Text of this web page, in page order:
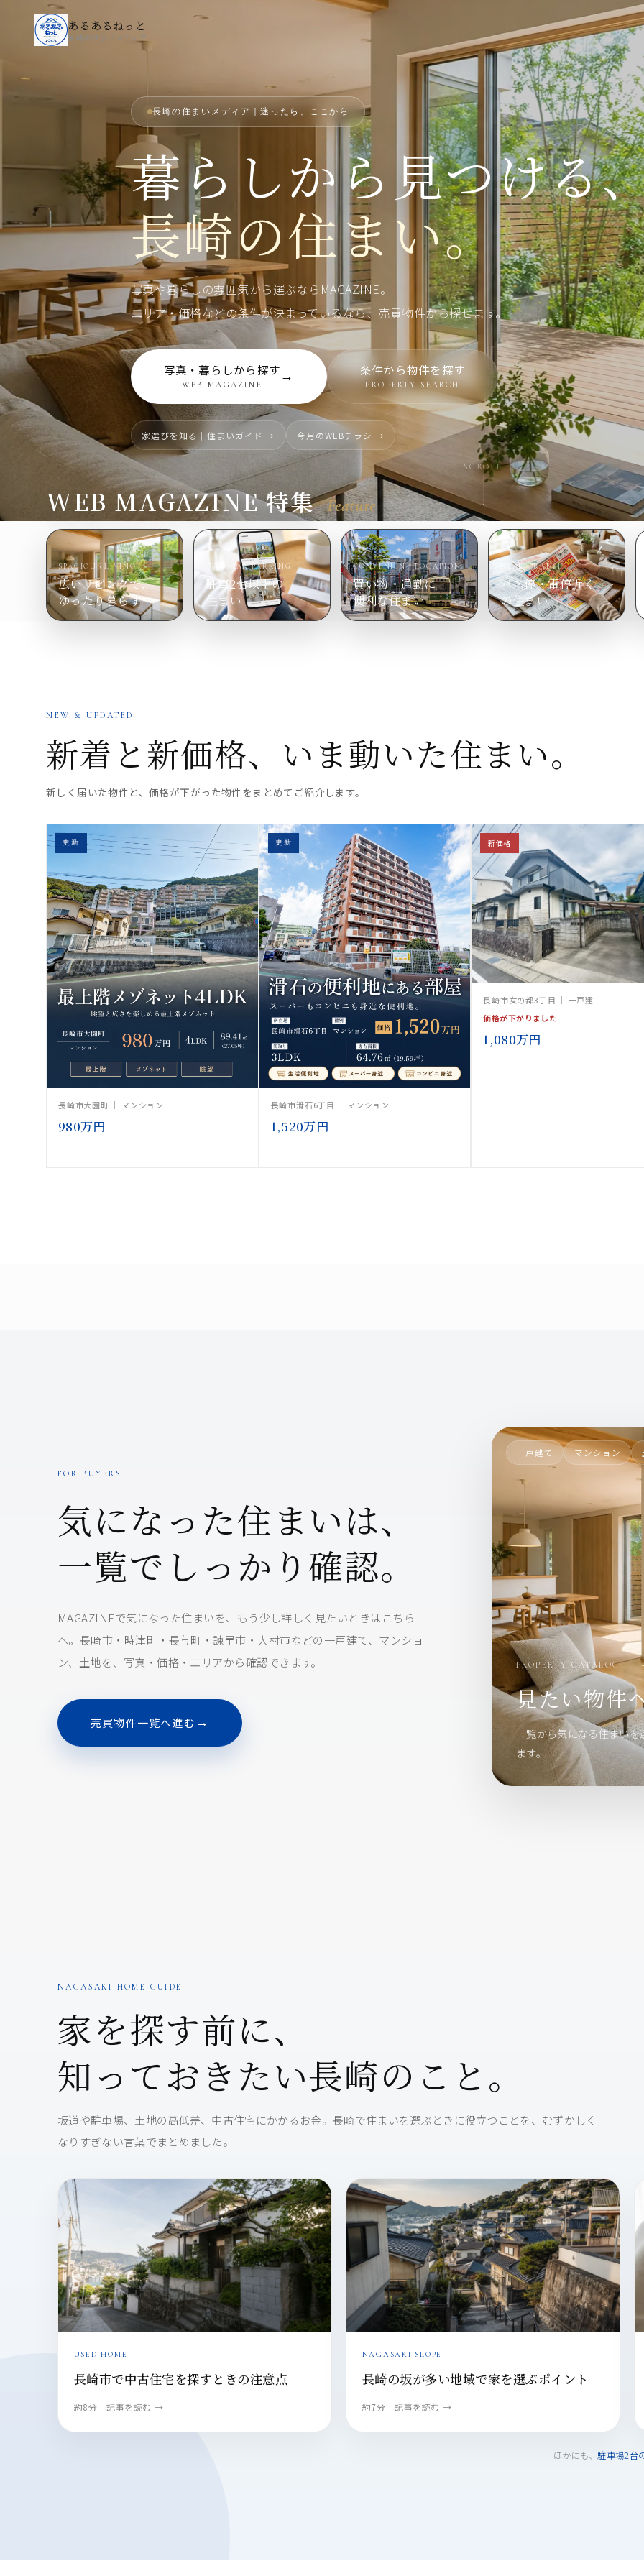
あるあるねっと
長崎の住まいメディア
長崎の住まいメディア｜迷ったら、ここから
暮らしから見つける
長崎の住まい。
写真や暮らしの雰囲気から選ぶならMAGAZINE。
エリア・価格などの条件が決まっているなら、売買物件から探せます。
写真・暮らしから探す
WEB MAGAZINE
→ 条件から物件を探す
PROPERTY SEARCH
家選びを知る｜住まいガイド → 今月のWEBチラシ →
SCROLL
WEB MAGAZINE 特集 Feature
SPACIOUS LIVING
広いリビングで、
ゆったり暮らす
TWO-CAR PARKING
駐車2台以上の
住まい
CONVENIENT LOCATION
買い物・通勤に
便利な住まい
NEAR TRANSIT
バス停・電停近く
の住まい
NEW & UPDATED
新着と新価格、いま動いた住まい。
新しく届いた物件と、価格が下がった物件をまとめてご紹介します。
更新
長崎市大園町 ｜ マンション
980万円
更新
長崎市滑石6丁目 ｜ マンション
1,520万円
新価格
長崎市女の都3丁目 ｜ 一戸建
価格が下がりました
1,080万円
FOR BUYERS
気になった住まいは、
一覧でしっかり確認。
MAGAZINEで気になった住まいを、もう少し詳しく見たいときはこちら
へ。長崎市・時津町・長与町・諫早市・大村市などの一戸建て、マンショ
ン、土地を、写真・価格・エリアから確認できます。
売買物件一覧へ進む →
一戸建て マンション
PROPERTY CATALOG
見たい物件
一覧から気になる住まい
ます。
NAGASAKI HOME GUIDE
家を探す前に、
知っておきたい長崎のこと。
坂道や駐車場、土地の高低差、中古住宅にかかるお金。長崎で住まいを選ぶときに役立つことを、むずかしく
なりすぎない言葉でまとめました。
USED HOME
長崎市で中古住宅を探すときの注意点
約8分 記事を読む →
NAGASAKI SLOPE
長崎の坂が多い地域で家を選ぶポイント
約7分 記事を読む →
ほかにも、駐車場2台